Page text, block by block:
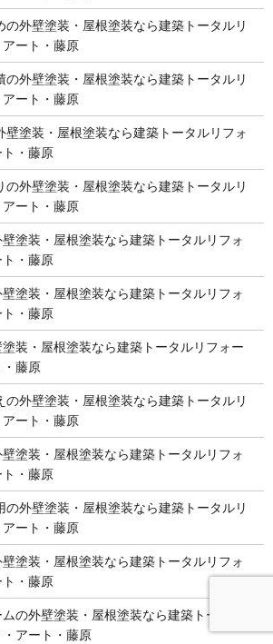
の外壁塗装・屋根塗装なら建築トータルリ
ート・藤原
の外壁塗装・屋根塗装なら建築トータルリ
ート・藤原
壁塗装・屋根塗装なら建築トータルリフォ
・藤原
の外壁塗装・屋根塗装なら建築トータルリ
ート・藤原
塗装・屋根塗装なら建築トータルリフォ
・藤原
塗装・屋根塗装なら建築トータルリフォ
・藤原
装・屋根塗装なら建築トータルリフォー
・藤原
の外壁塗装・屋根塗装なら建築トータルリ
ート・藤原
塗装・屋根塗装なら建築トータルリフォ
・藤原
の外壁塗装・屋根塗装なら建築トータルリ
ート・藤原
塗装・屋根塗装なら建築トータルリフォ
・藤原
の外壁塗装・屋根塗装なら建築トータル
アート・藤原